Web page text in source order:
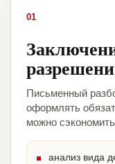
01
Письменный
оформлять
можно
анализ вида